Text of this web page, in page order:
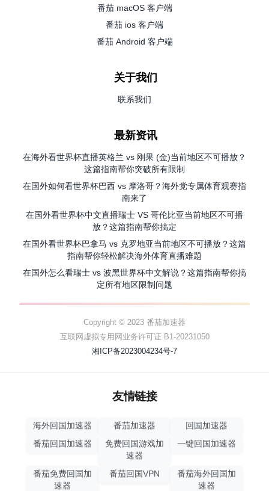
番茄 macOS 客户端
番茄 ios 客户端
番茄 Android 客户端
关于我们
联系我们
最新资讯
在海外看世界杯直播英格兰 vs 刚果 (金)当前地区不可播放？
这篇指南帮你突破所有限制
在国外如何看世界杯巴西 vs 摩洛哥？海外党专属体育观赛指
南来了
在国外看世界杯中文直播瑞士 VS 哥伦比亚当前地区不可播
放？这篇指南帮你搞定
在国外看世界杯巴拿马 vs 克罗地亚当前地区不可播放？这篇
指南帮你轻松解决海外体育直播难题
在国外怎么看瑞士 vs 波黑世界杯中文解说？这篇指南帮你搞
定所有地区限制问题
Copyright © 2023 番茄加速器
互联网虚拟专用网业务许可证 B1-20231050
湘ICP备2023004234号-7
友情链接
海外回国加速器 番茄加速器
回国加速器
番茄回国加速器
免费回国游戏加
速器
一键回国加速器
番茄免费回国加
速器
番茄回国VPN
番茄海外回国加
速器